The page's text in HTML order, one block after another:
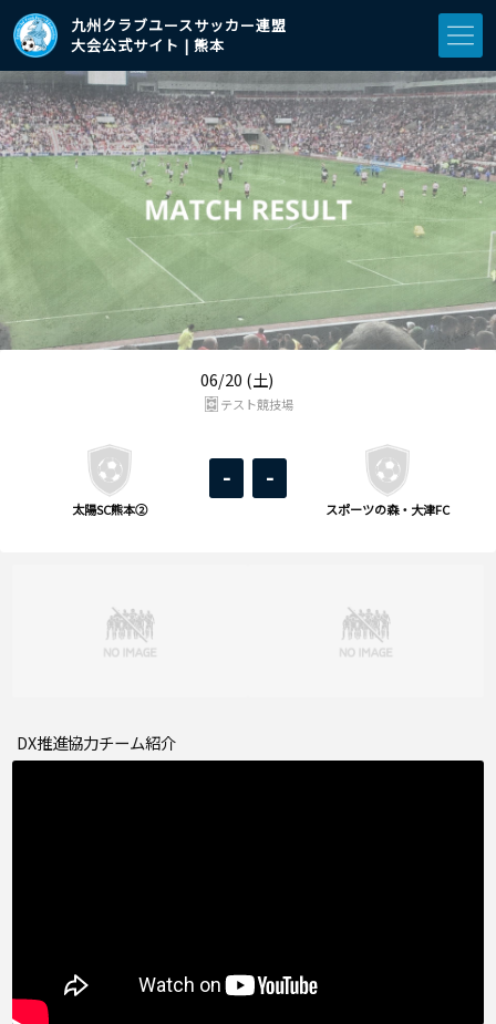
九州クラブユースサッカー連盟
大会公式サイト | 熊本
06/20 (土)
太陽SC熊本②
- -
スポーツの森・大津FC
テスト競技場
DX推進協力チーム紹介